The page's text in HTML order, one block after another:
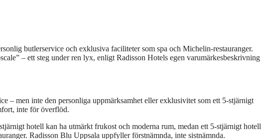
butlerservice och exklusiva faciliteter som spa och Michelin-restauranger.
– ett steg under ren lyx, enligt Radisson Hotels egen varumärkesbeskrivning
– men inte den personliga uppmärksamhet eller exklusivitet som ett 5-stjärnigt
inte för överflöd.
hotell kan ha utmärkt frukost och moderna rum, medan ett 5-stjärnigt hotell
Radisson Blu Uppsala uppfyller förstnämnda, inte sistnämnda.